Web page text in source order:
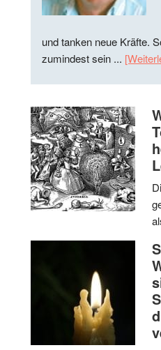
und tanken neue Kräfte.
zumindest sein ...